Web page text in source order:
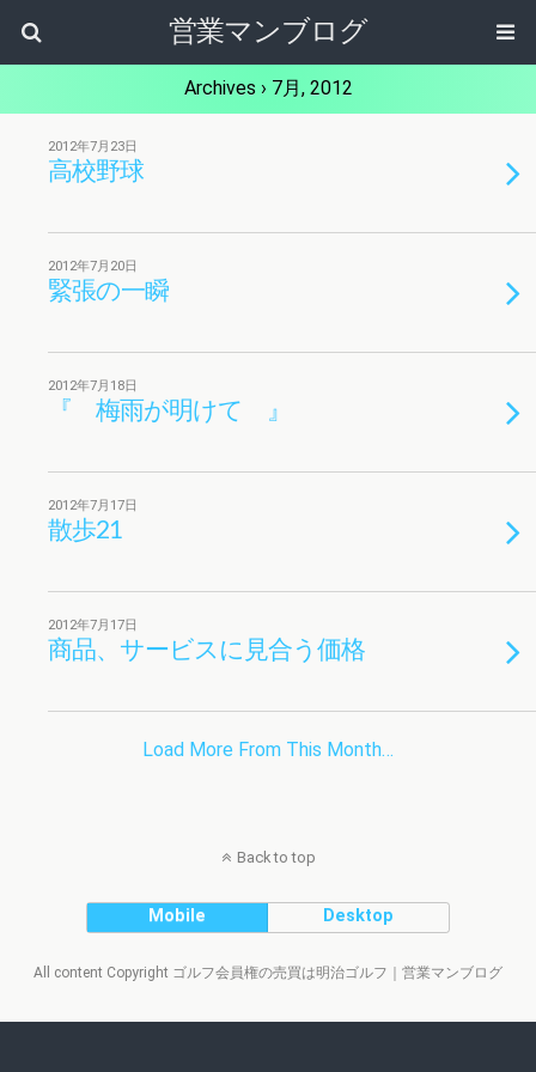
営業マンブログ
Archives › 7月, 2012
2012年7月23日
高校野球
2012年7月20日
緊張の一瞬
2012年7月18日
『 梅雨が明けて 』
2012年7月17日
散歩21
2012年7月17日
商品、サービスに見合う価格
Load More From This Month…
Back to top
Mobile Desktop
All content Copyright ゴルフ会員権の売買は明治ゴルフ｜営業マンブログ